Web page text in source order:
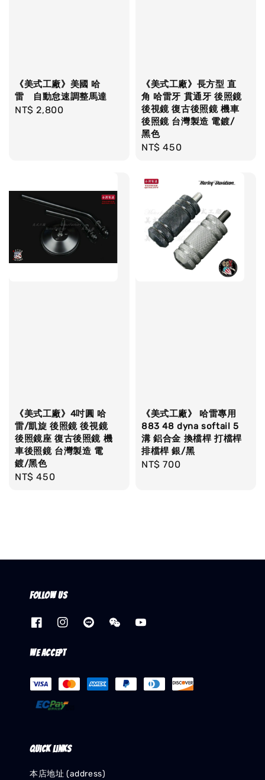
《美式工廠》美國 哈
雷 自動怠速調整馬達
Regular
NT$ 2,800
《美式工廠》長方型 直
角 哈雷牙 貫通牙 後照鏡
後視鏡 復古後照鏡 機車
後照鏡 台灣製造 電鍍/
黑色
Regular
NT$ 450
《美式工廠》4吋圓 哈
雷/凱旋 後照鏡 後視鏡
後照鏡座 復古後照鏡 機
車後照鏡 台灣製造 電
鍍/黑色
Regular
NT$ 450
《美式工廠》 哈雷專用
883 48 dyna softail 5
溝 鋁合金 換檔桿 打檔桿
排檔桿 銀/黑
Regular
NT$ 700
Follow us
We accept
Quick links
本店地址 (address)